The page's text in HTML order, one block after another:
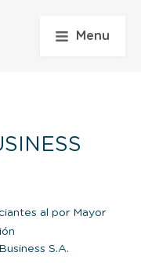
Menu
al por Mayor
S.A.